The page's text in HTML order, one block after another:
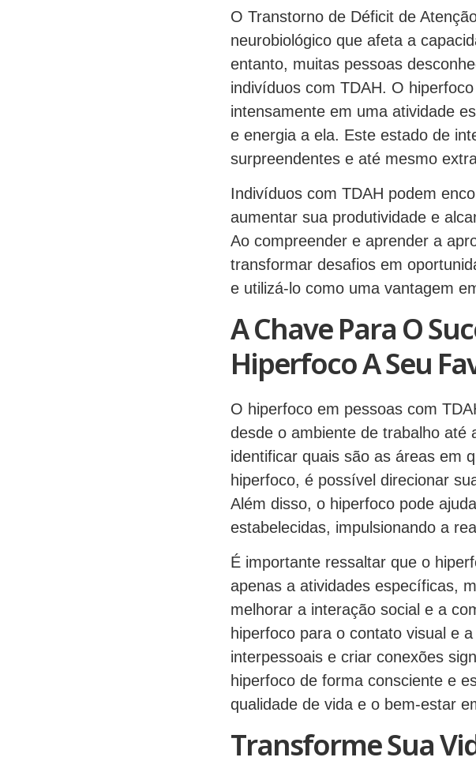
O Transtorno de Déficit de
neurobiológico que afeta a
entanto, muitas pessoas
indivíduos com TDAH. O
intensamente em uma atividade
e energia a ela. Este estado de
surpreendentes e até mesmo
Indivíduos com TDAH podem
aumentar sua produtividade e
Ao compreender e aprender a
transformar desafios em
e utilizá-lo como uma vantagem
A Chave Para O
Hiperfoco A Seu
O hiperfoco em pessoas com
desde o ambiente de trabalho até
identificar quais são as áreas em
hiperfoco, é possível direcionar
Além disso, o hiperfoco pode
estabelecidas, impulsionando a
É importante ressaltar que o
apenas a atividades específicas,
melhorar a interação social e a
hiperfoco para o contato visual e
interpessoais e criar conexões
hiperfoco de forma consciente e
qualidade de vida e o bem-estar
Transforme Sua